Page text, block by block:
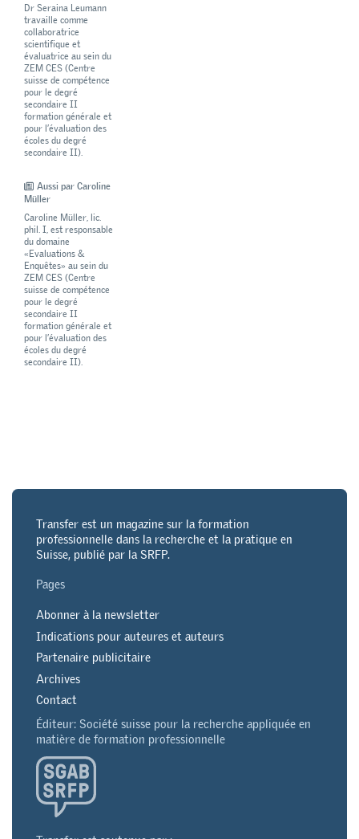
Dr Seraina Leumann
travaille comme
collaboratrice
scientifique et
évaluatrice au sein du
ZEM CES (Centre
suisse de compétence
pour le degré
secondaire II
formation générale et
pour l’évaluation des
écoles du degré
secondaire II).
Aussi par Caroline
Müller
Caroline Müller, lic.
phil. I, est responsable
du domaine
«Evaluations &
Enquêtes» au sein du
ZEM CES (Centre
suisse de compétence
pour le degré
secondaire II
formation générale et
pour l’évaluation des
écoles du degré
secondaire II).
Transfer est un magazine sur la formation
professionnelle dans la recherche et la pratique en
Suisse, publié par la SRFP.
Pages
Abonner à la newsletter
Indications pour auteures et auteurs
Partenaire publicitaire
Archives
Contact
Éditeur: Société suisse pour la recherche appliquée en
matière de formation professionnelle